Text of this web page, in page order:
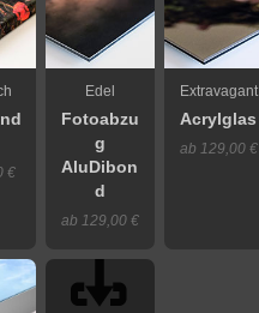
€
Edel
Fotoabzu
g
AluDibon
d
ab 129,00 €
Extravagant
Acrylglas
ab 129,00 €